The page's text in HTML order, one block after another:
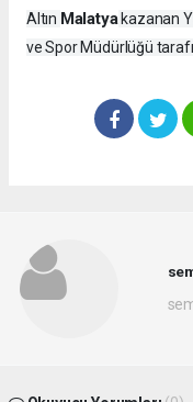
Altın Malatyakazanan
ve Spor Müdürlüğü